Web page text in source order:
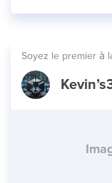
Soyez le premier à